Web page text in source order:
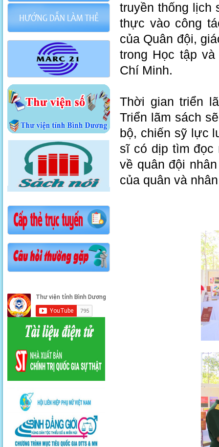
truyền thống lịch
thực vào công
của Quân đội,
trong Học tập
Chí Minh.
Thời gian triển
Triển lãm sách
bộ, chiến sỹ lực
sĩ có dịp tìm đọc
về quân đội
của quân và